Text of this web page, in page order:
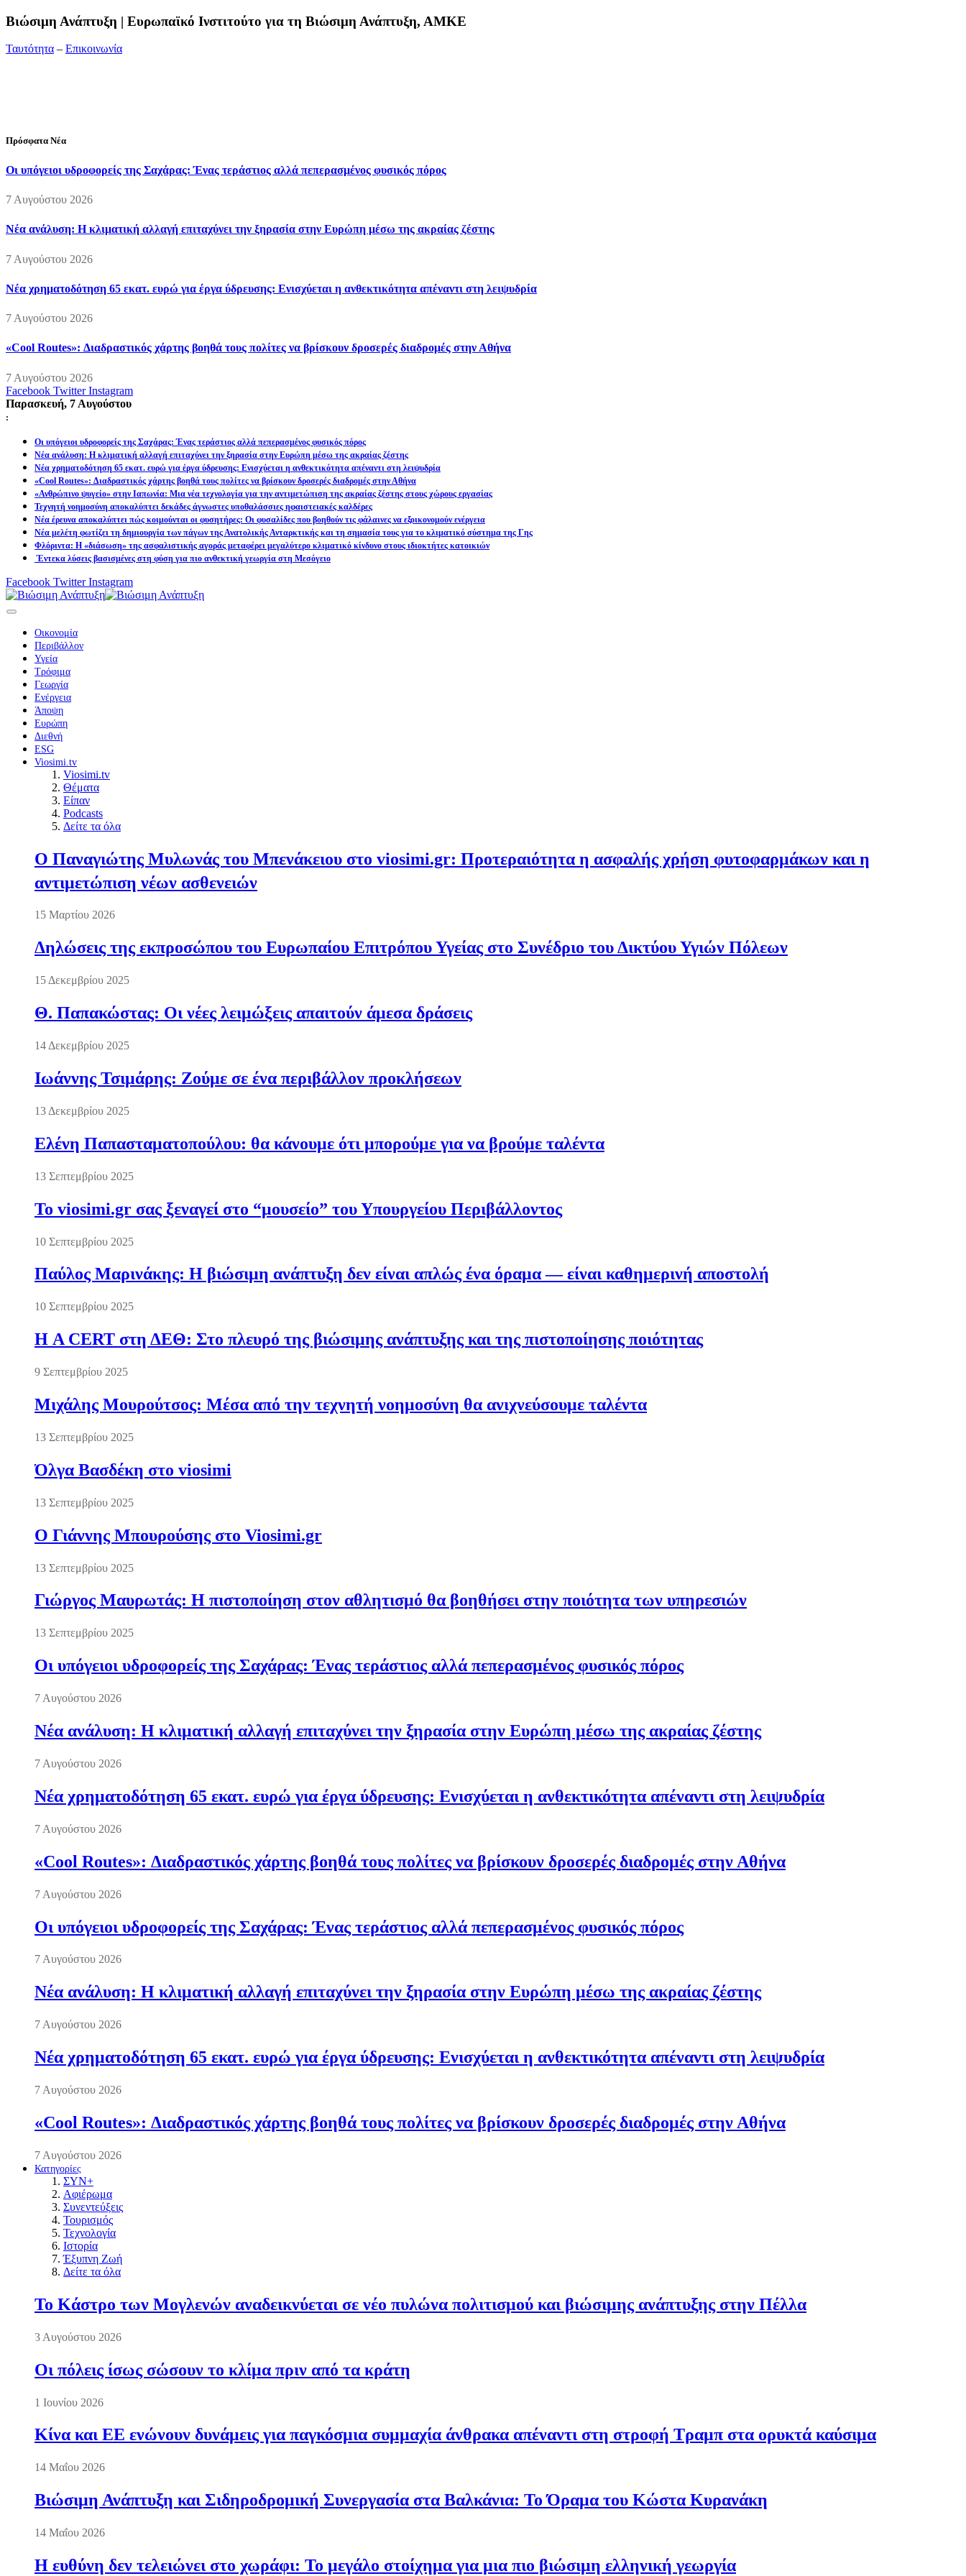
Bιώσιμη Ανάπτυξη | Ευρωπαϊκό Ινστιτούτο για τη Βιώσιμη Ανάπτυξη, ΑΜΚΕ
Ταυτότητα – Επικοινωνία
Πρόσφατα Νέα
Οι υπόγειοι υδροφορείς της Σαχάρας: Ένας τεράστιος αλλά πεπερασμένος φυσικός πόρος
7 Αυγούστου 2026
Νέα ανάλυση: Η κλιματική αλλαγή επιταχύνει την ξηρασία στην Ευρώπη μέσω της ακραίας ζέστης
7 Αυγούστου 2026
Νέα χρηματοδότηση 65 εκατ. ευρώ για έργα ύδρευσης: Ενισχύεται η ανθεκτικότητα απέναντι στη λειψυδρία
7 Αυγούστου 2026
«Cool Routes»: Διαδραστικός χάρτης βοηθά τους πολίτες να βρίσκουν δροσερές διαδρομές στην Αθήνα
7 Αυγούστου 2026
Facebook Twitter Instagram
Παρασκευή, 7 Αυγούστου
:
Οι υπόγειοι υδροφορείς της Σαχάρας: Ένας τεράστιος αλλά πεπερασμένος φυσικός πόρος
Νέα ανάλυση: Η κλιματική αλλαγή επιταχύνει την ξηρασία στην Ευρώπη μέσω της ακραίας ζέστης
Νέα χρηματοδότηση 65 εκατ. ευρώ για έργα ύδρευσης: Ενισχύεται η ανθεκτικότητα απέναντι στη λειψυδρία
«Cool Routes»: Διαδραστικός χάρτης βοηθά τους πολίτες να βρίσκουν δροσερές διαδρομές στην Αθήνα
«Ανθρώπινο ψυγείο» στην Ιαπωνία: Μια νέα τεχνολογία για την αντιμετώπιση της ακραίας ζέστης στους χώρους εργασίας
Τεχνητή νοημοσύνη αποκαλύπτει δεκάδες άγνωστες υποθαλάσσιες ηφαιστειακές καλδέρες
Νέα έρευνα αποκαλύπτει πώς κοιμούνται οι φυσητήρες: Οι φυσαλίδες που βοηθούν τις φάλαινες να εξοικονομούν ενέργεια
Νέα μελέτη φωτίζει τη δημιουργία των πάγων της Ανατολικής Ανταρκτικής και τη σημασία τους για το κλιματικό σύστημα της Γης
Φλόριντα: Η «διάσωση» της ασφαλιστικής αγοράς μεταφέρει μεγαλύτερο κλιματικό κίνδυνο στους ιδιοκτήτες κατοικιών
Έντεκα λύσεις βασισμένες στη φύση για πιο ανθεκτική γεωργία στη Μεσόγειο
Facebook Twitter Instagram
Οικονομία
Περιβάλλον
Υγεία
Τρόφιμα
Γεωργία
Ενέργεια
Άποψη
Ευρώπη
Διεθνή
ESG
Viosimi.tv
Viosimi.tv
Θέματα
Είπαν
Podcasts
Δείτε τα όλα
Ο Παναγιώτης Μυλωνάς του Μπενάκειου στο viosimi.gr: Προτεραιότητα η ασφαλής χρήση φυτοφαρμάκων και η
αντιμετώπιση νέων ασθενειών
15 Μαρτίου 2026
Δηλώσεις της εκπροσώπου του Ευρωπαίου Επιτρόπου Υγείας στο Συνέδριο του Δικτύου Υγιών Πόλεων
15 Δεκεμβρίου 2025
Θ. Παπακώστας: Οι νέες λειμώξεις απαιτούν άμεσα δράσεις
14 Δεκεμβρίου 2025
Ιωάννης Τσιμάρης: Ζούμε σε ένα περιβάλλον προκλήσεων
13 Δεκεμβρίου 2025
Ελένη Παπασταματοπούλου: θα κάνουμε ότι μπορούμε για να βρούμε ταλέντα
13 Σεπτεμβρίου 2025
Το viosimi.gr σας ξεναγεί στο “μουσείο” του Υπουργείου Περιβάλλοντος
10 Σεπτεμβρίου 2025
Παύλος Μαρινάκης: Η βιώσιμη ανάπτυξη δεν είναι απλώς ένα όραμα — είναι καθημερινή αποστολή
10 Σεπτεμβρίου 2025
Η A CERT στη ΔΕΘ: Στο πλευρό της βιώσιμης ανάπτυξης και της πιστοποίησης ποιότητας
9 Σεπτεμβρίου 2025
Μιχάλης Μουρούτσος: Μέσα από την τεχνητή νοημοσύνη θα ανιχνεύσουμε ταλέντα
13 Σεπτεμβρίου 2025
Όλγα Βασδέκη στο viosimi
13 Σεπτεμβρίου 2025
Ο Γιάννης Μπουρούσης στο Viosimi.gr
13 Σεπτεμβρίου 2025
Γιώργος Μαυρωτάς: Η πιστοποίηση στον αθλητισμό θα βοηθήσει στην ποιότητα των υπηρεσιών
13 Σεπτεμβρίου 2025
Οι υπόγειοι υδροφορείς της Σαχάρας: Ένας τεράστιος αλλά πεπερασμένος φυσικός πόρος
7 Αυγούστου 2026
Νέα ανάλυση: Η κλιματική αλλαγή επιταχύνει την ξηρασία στην Ευρώπη μέσω της ακραίας ζέστης
7 Αυγούστου 2026
Νέα χρηματοδότηση 65 εκατ. ευρώ για έργα ύδρευσης: Ενισχύεται η ανθεκτικότητα απέναντι στη λειψυδρία
7 Αυγούστου 2026
«Cool Routes»: Διαδραστικός χάρτης βοηθά τους πολίτες να βρίσκουν δροσερές διαδρομές στην Αθήνα
7 Αυγούστου 2026
Οι υπόγειοι υδροφορείς της Σαχάρας: Ένας τεράστιος αλλά πεπερασμένος φυσικός πόρος
7 Αυγούστου 2026
Νέα ανάλυση: Η κλιματική αλλαγή επιταχύνει την ξηρασία στην Ευρώπη μέσω της ακραίας ζέστης
7 Αυγούστου 2026
Νέα χρηματοδότηση 65 εκατ. ευρώ για έργα ύδρευσης: Ενισχύεται η ανθεκτικότητα απέναντι στη λειψυδρία
7 Αυγούστου 2026
«Cool Routes»: Διαδραστικός χάρτης βοηθά τους πολίτες να βρίσκουν δροσερές διαδρομές στην Αθήνα
7 Αυγούστου 2026
Κατηγορίες
ΣΥΝ+
Αφιέρωμα
Συνεντεύξεις
Τουρισμός
Τεχνολογία
Ιστορία
Έξυπνη Ζωή
Δείτε τα όλα
Το Κάστρο των Μογλενών αναδεικνύεται σε νέο πυλώνα πολιτισμού και βιώσιμης ανάπτυξης στην Πέλλα
3 Αυγούστου 2026
Οι πόλεις ίσως σώσουν το κλίμα πριν από τα κράτη
1 Ιουνίου 2026
Κίνα και ΕΕ ενώνουν δυνάμεις για παγκόσμια συμμαχία άνθρακα απέναντι στη στροφή Τραμπ στα ορυκτά καύσιμα
14 Μαΐου 2026
Βιώσιμη Ανάπτυξη και Σιδηροδρομική Συνεργασία στα Βαλκάνια: Το Όραμα του Κώστα Κυρανάκη
14 Μαΐου 2026
Η ευθύνη δεν τελειώνει στο χωράφι: Το μεγάλο στοίχημα για μια πιο βιώσιμη ελληνική γεωργία